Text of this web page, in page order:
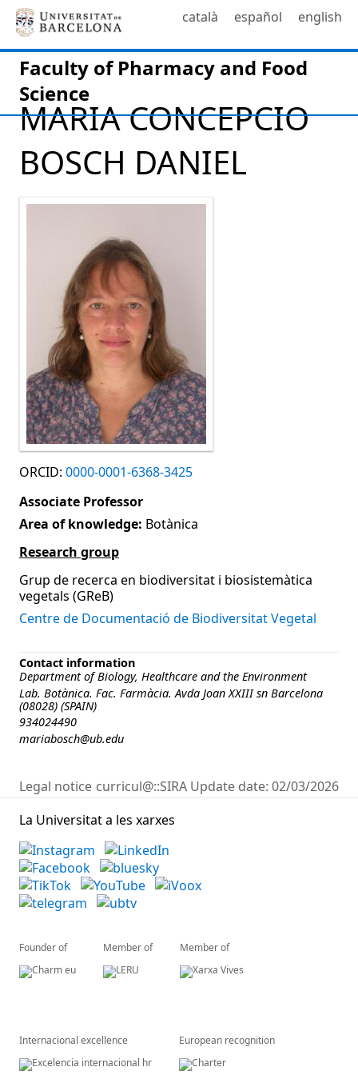
català español english
Faculty of Pharmacy and Food
Science
MARIA CONCEPCIO
BOSCH DANIEL
ORCID: 0000-0001-6368-3425
Associate Professor
Area of knowledge: Botànica
Research group
Grup de recerca en biodiversitat i biosistemàtica
vegetals (GReB)
Centre de Documentació de Biodiversitat Vegetal
Contact information
Department of Biology, Healthcare and the Environment
Lab. Botànica. Fac. Farmàcia. Avda Joan XXIII sn Barcelona
(08028) (SPAIN)
934024490
mariabosch@ub.edu
Legal notice curricul@::SIRA Update date: 02/03/2026
La Universitat a les xarxes
Founder of Member of Member of
Internacional excellence European recognition